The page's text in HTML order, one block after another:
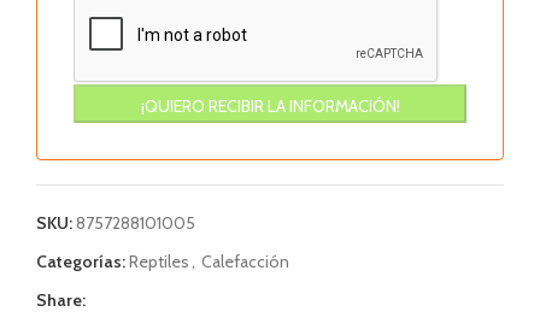
SKU:8757288101005
Categorías:Reptiles, Calefacción
Share: